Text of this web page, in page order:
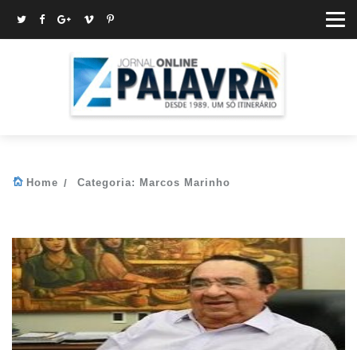
Home Categoria: Marcos Marinho